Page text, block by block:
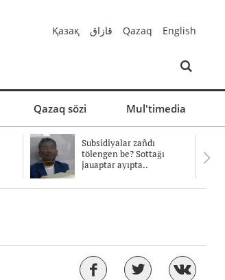
Қазақ قازاق Qazaq English
Qazaq sözi Mul'timedia
Subsidiyalar zañdı
tölengen be? Sottağı
jauaptar ayıpta..